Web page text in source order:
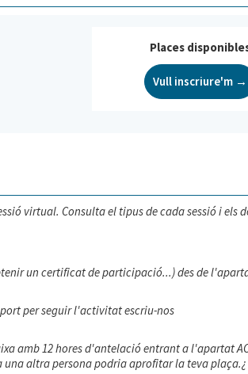
Places
Vull inscriure'm →
virtual. Consulta el tipus de cada sessió i els
un certificat de participació...) des de
per seguir l'activitat escriu-nos
amb 12 hores d'antelació entrant a l'apartat
altra persona podria aprofitar la teva plaça.¿